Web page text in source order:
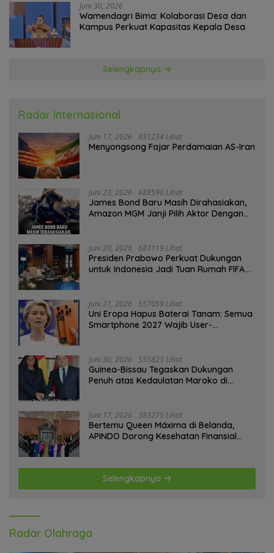
Juni 30, 2026
Wamendagri Bima: Kolaborasi Desa dan
Kampus Perkuat Kapasitas Kepala Desa
Selengkapnya
Radar Internasional
Juni 17, 2026 831234 Lihat
Menyongsong Fajar Perdamaian AS-Iran
Juni 23, 2026 688590 Lihat
James Bond Baru Masih Dirahasiakan,
Amazon MGM Janji Pilih Aktor Dengan
Juni 20, 2026 683119 Lihat
Presiden Prabowo Perkuat Dukungan
untuk Indonesia Jadi Tuan Rumah FIFA
Juni 21, 2026 557059 Lihat
Uni Eropa Hapus Baterai Tanam: Semua
Smartphone 2027 Wajib User-
Juni 30, 2026 555823 Lihat
Guinea-Bissau Tegaskan Dukungan
Penuh atas Kedaulatan Maroko di
Juni 17, 2026 383275 Lihat
Bertemu Queen Máxima di Belanda,
APINDO Dorong Kesehatan Finansial
Selengkapnya
Radar Olahraga